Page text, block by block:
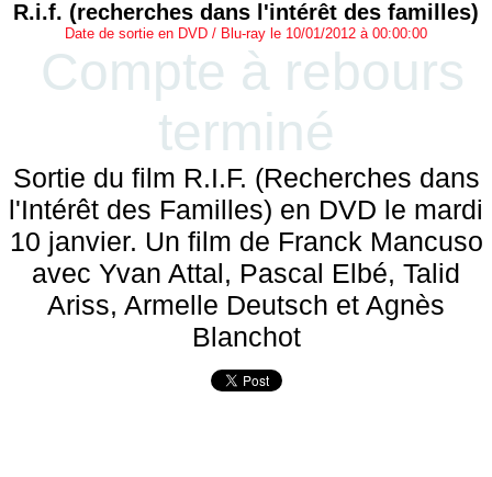
R.i.f. (recherches dans l'intérêt des familles)
Date de sortie en DVD / Blu-ray le 10/01/2012 à 00:00:00
Compte à rebours
terminé
Sortie du film R.I.F. (Recherches dans
l'Intérêt des Familles) en DVD le mardi
10 janvier. Un film de Franck Mancuso
avec Yvan Attal, Pascal Elbé, Talid
Ariss, Armelle Deutsch et Agnès
Blanchot